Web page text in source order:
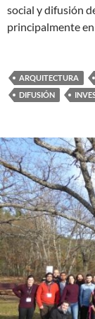
social y difusión
principalmente
ARQUITECTURA
DIFUSIÓN